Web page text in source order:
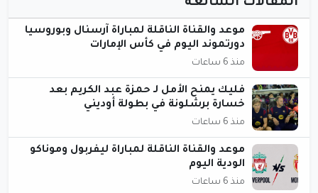
المقالات الشائعة
موعد والقناة الناقلة لمباراة آرسنال وبوروسيا
دورتموند اليوم في كأس الإمارات
منذ 6 ساعات
فليك يمنح الأمل لـ حمزة عبد الكريم بعد
خسارة برشلونة في بطولة أوديني
منذ 6 ساعات
موعد والقناة الناقلة لمباراة ليفربول وموناكو
الودية اليوم
منذ 6 ساعات